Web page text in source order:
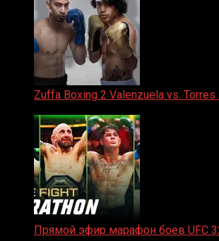
Zuffa Boxing 2 Valenzuela vs.
Прямой эфир марафон боев UFC